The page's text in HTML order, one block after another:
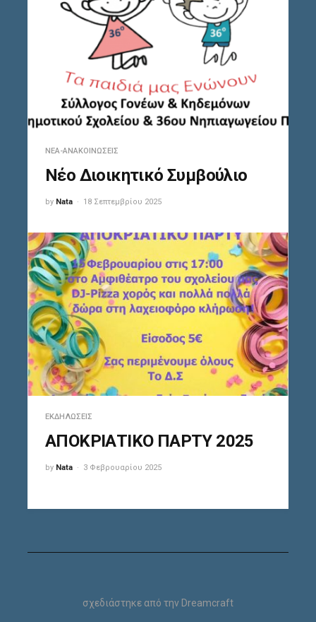
ΝΈΑ-ΑΝΑΚΟΙΝΏΣΕΙΣ
Νέο Διοικητικό Συμβούλιο
by Nata 18 Σεπτεμβρίου 2025
ΕΚΔΗΛΏΣΕΙΣ
ΑΠΟΚΡΙΑΤΙΚΟ ΠΑΡΤΥ 2025
by Nata 3 Φεβρουαρίου 2025
σχεδιάστηκε από την Dreamcraft